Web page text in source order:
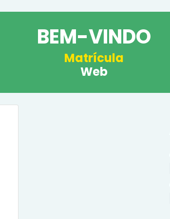
BEM-VINDO
Matrícula
Web